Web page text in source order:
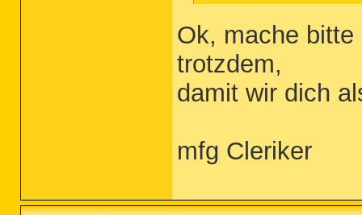
Ok, mache
trotzdem,
damit wir dich
mfg Cleriker